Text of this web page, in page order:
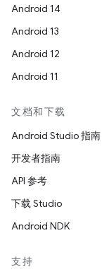
Android 14
Android 13
Android 12
Android 11
文档和下载
Android Studio 指南
开发者指南
API 参考
下载 Studio
Android NDK
支持